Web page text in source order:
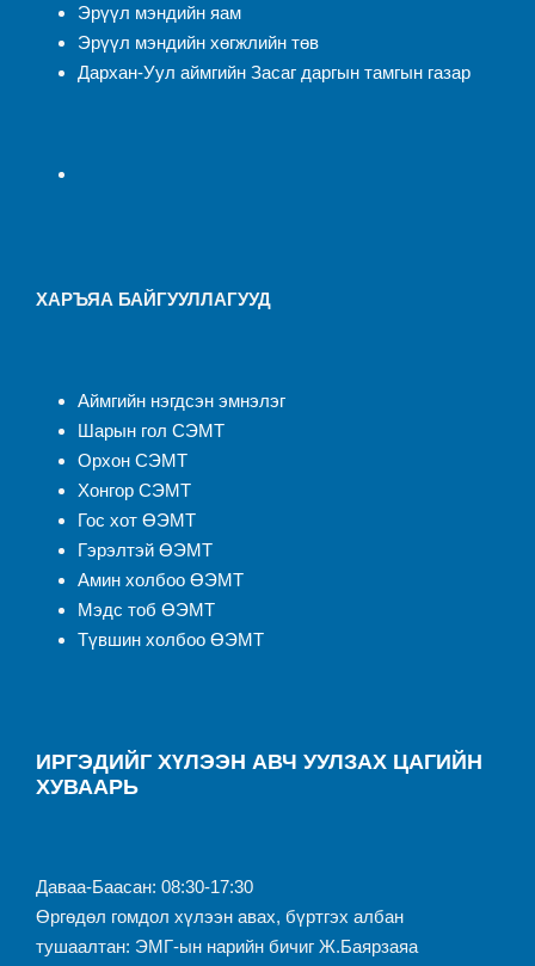
Эрүүл мэндийн яам
Эрүүл мэндийн хөгжлийн төв
Дархан-Уул аймгийн Засаг даргын тамгын газар
ХАРЪЯА БАЙГУУЛЛАГУУД
Аймгийн нэгдсэн эмнэлэг
Шарын гол СЭМТ
Орхон СЭМТ
Хонгор СЭМТ
Гос хот ӨЭМТ
Гэрэлтэй ӨЭМТ
Амин холбоо ӨЭМТ
Мэдс тоб ӨЭМТ
Түвшин холбоо ӨЭМТ
ИРГЭДИЙГ ХҮЛЭЭН АВЧ УУЛЗАХ ЦАГИЙН
ХУВААРЬ
Даваа-Баасан: 08:30-17:30
Өргөдөл гомдол хүлээн авах, бүртгэх албан
тушаалтан: ЭМГ-ын нарийн бичиг Ж.Баярзаяа